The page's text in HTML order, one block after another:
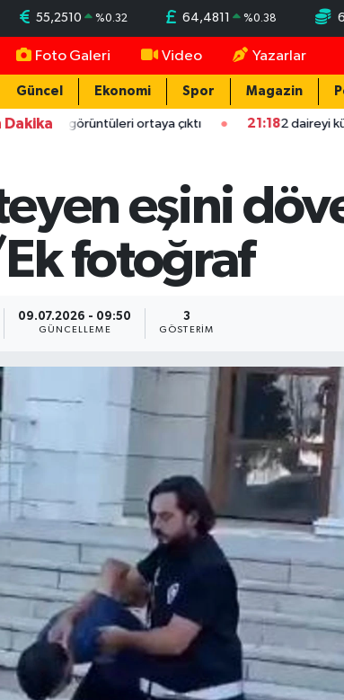
55,2510 %0.32 64,4811 %0.38
Foto Galeri Video Yazarlar
Güncel Ekonomi Spor Magazin
Dakika
görüntüleri ortaya çıktı 21:182 daireyi küle
eşini
fotoğraf
09.07.2026 - 09:50
GÜNCELLEME
3
GÖSTERIM